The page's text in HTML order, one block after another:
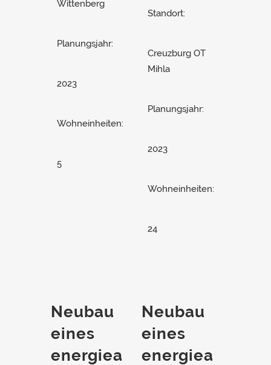
Wittenberg
Planungsjahr:
2023
Wohneinheiten:
5
Standort:
Creuzburg OT
Mihla
Planungsjahr:
2023
Wohneinheiten:
24
Neubau
eines
energiea
Neubau
eines
energiea